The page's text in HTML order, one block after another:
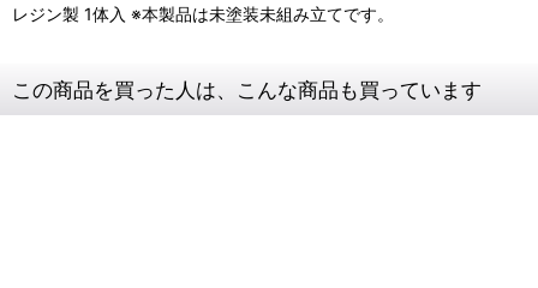
レジン製 1体入 ※本製品は未塗装未組み立てです。
この商品を買った人は、こんな商品も買っています